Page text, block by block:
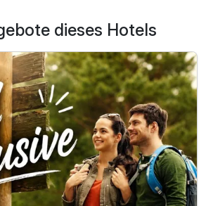
dieses Hotels